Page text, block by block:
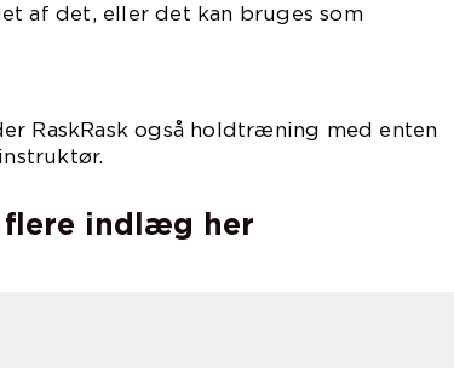
af det, eller det kan bruges som
RaskRask også holdtræning med enten
indlæg her